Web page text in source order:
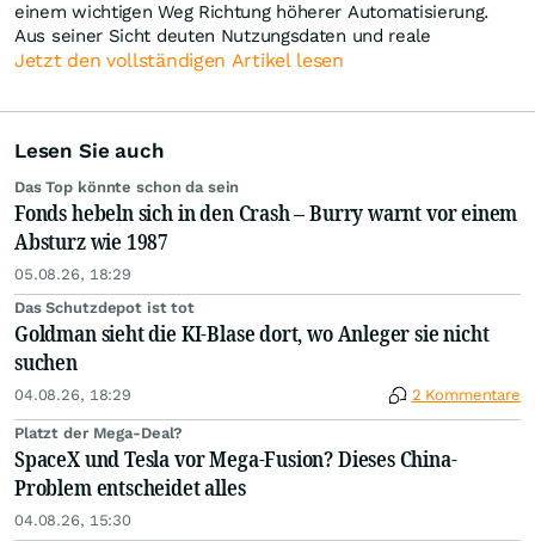
einem wichtigen Weg Richtung höherer Automatisierung.
Aus seiner Sicht deuten Nutzungsdaten und reale
Jetzt den vollständigen Artikel lesen
Lesen Sie auch
Das Top könnte schon da sein
Fonds hebeln sich in den Crash – Burry warnt vor einem
Absturz wie 1987
05.08.26, 18:29
Das Schutzdepot ist tot
Goldman sieht die KI-Blase dort, wo Anleger sie nicht
suchen
04.08.26, 18:29 2 Kommentare
Platzt der Mega-Deal?
SpaceX und Tesla vor Mega-Fusion? Dieses China-
Problem entscheidet alles
04.08.26, 15:30